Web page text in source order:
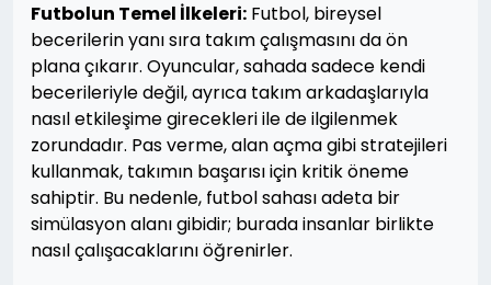
Futbolun Temel İlkeleri: Futbol, bireysel
becerilerin yanı sıra takım çalışmasını da ön
plana çıkarır. Oyuncular, sahada sadece kendi
becerileriyle değil, ayrıca takım arkadaşlarıyla
nasıl etkileşime girecekleri ile de ilgilenmek
zorundadır. Pas verme, alan açma gibi stratejileri
kullanmak, takımın başarısı için kritik öneme
sahiptir. Bu nedenle, futbol sahası adeta bir
simülasyon alanı gibidir; burada insanlar birlikte
nasıl çalışacaklarını öğrenirler.